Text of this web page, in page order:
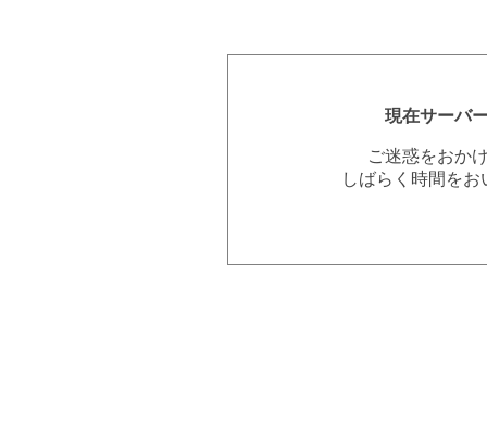
現在サーバ
ご迷惑をおか
しばらく時間を